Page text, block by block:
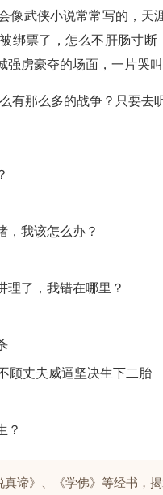
像武侠小说常常写的，天
绑票了，怎么不肝肠寸断
虏豪夺的场面，一片哭叫
有那么多的战争？只要去
，我该怎么办？
理了，我错在哪里？
顾丈夫威逼坚决生下二胎
？
真谛》、《学佛》等经书，